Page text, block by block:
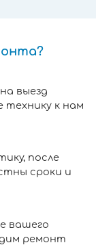
выезд
технику к нам
после
сроки и
вашего
ремонт